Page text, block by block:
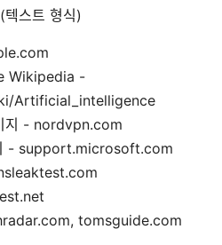
스트 형식)
Wikipedia -
Artificial_intelligence
지 - nordvpn.com
- support.microsoft.com
tomsguide.com